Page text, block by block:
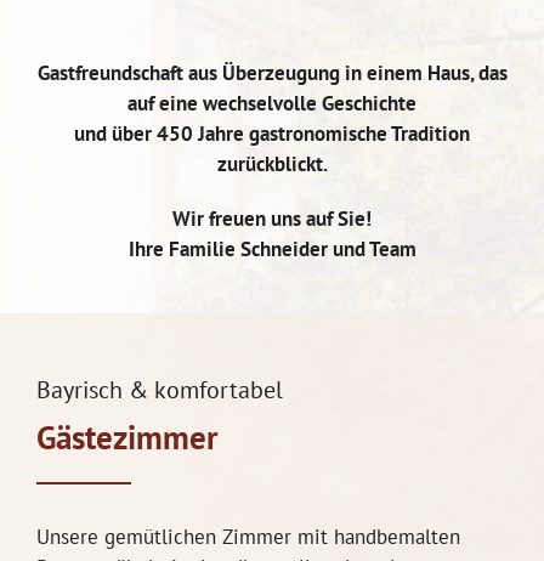
Gastfreundschaft aus Überzeugung in einem Haus, das
auf eine wechselvolle Geschichte
und über 450 Jahre gastronomische Tradition
zurückblickt.
Wir freuen uns auf Sie!
Ihre Familie Schneider und Team
Bayrisch & komfortabel
Gästezimmer
Unsere gemütlichen Zimmer mit handbemalten